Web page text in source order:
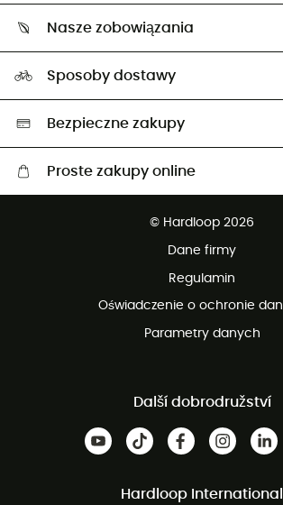
Zwrot artykułów i zwrot środków
Nasze zobowiązania
Neutralność węglowa
Wybrane produkty eko
Sposoby dostawy
Bezpieczne zakupy
Proste zakupy online
© Hardloop 2026
Dane firmy
Regulamin
Oświadczenie o ochronie
Parametry danych
Další dobrodružství
Hardloop International